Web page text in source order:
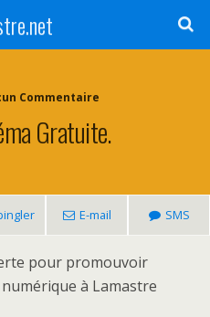
Commentaire
Gratuite.
E-mail SMS
pour promouvoir
à Lamastre